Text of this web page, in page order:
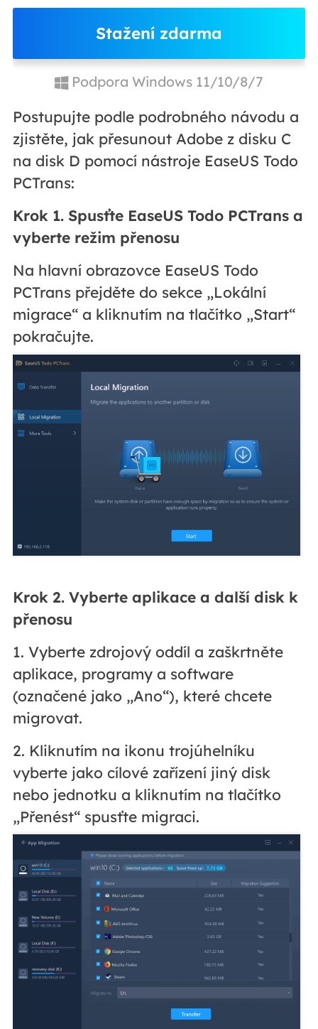
Stažení zdarma
Podpora Windows 11/10/8/7
Postupujte podle podrobného návodu a
zjistěte, jak přesunout Adobe z disku C
na disk D pomocí nástroje EaseUS Todo
PCTrans:
Krok 1. Spusťte EaseUS Todo PCTrans a
vyberte režim přenosu
Na hlavní obrazovce EaseUS Todo
PCTrans přejděte do sekce „Lokální
migrace“ a kliknutím na tlačítko „Start“
pokračujte.
Krok 2. Vyberte aplikace a další disk k
přenosu
1. Vyberte zdrojový oddíl a zaškrtněte
aplikace, programy a software
(označené jako „Ano“), které chcete
migrovat.
2. Kliknutím na ikonu trojúhelníku
vyberte jako cílové zařízení jiný disk
nebo jednotku a kliknutím na tlačítko
„Přenést“ spusťte migraci.